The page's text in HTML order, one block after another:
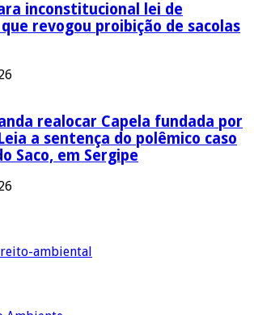
inconstitucional lei de
revogou proibição de sacolas
realocar Capela fundada por
a sentença do polêmico caso
Saco, em Sergipe